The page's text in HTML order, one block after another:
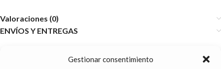
Gestionar consentimiento
Valoraciones (0)
ENVÍOS Y ENTREGAS